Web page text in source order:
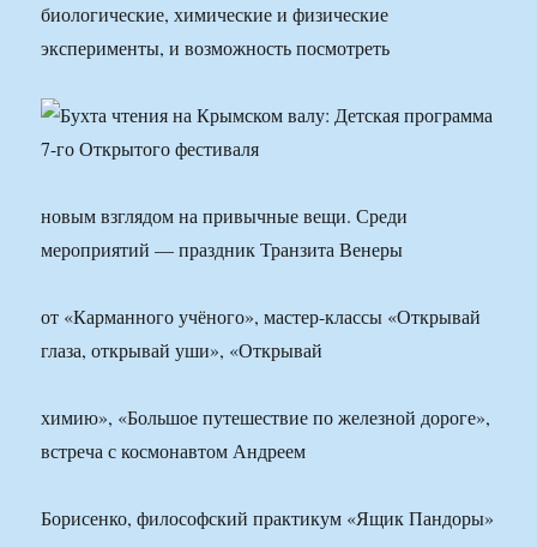
биологические, химические и физические
эксперименты, и возможность посмотреть
новым взглядом на привычные вещи. Среди
мероприятий — праздник Транзита Венеры
от «Карманного учёного», мастер-классы «Открывай
глаза, открывай уши», «Открывай
химию», «Большое путешествие по железной дороге»,
встреча с космонавтом Андреем
Борисенко, философский практикум «Ящик Пандоры»